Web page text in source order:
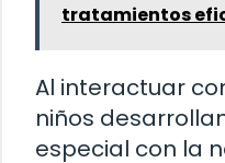
tratamientos
Al interactuar
niños
especial con la